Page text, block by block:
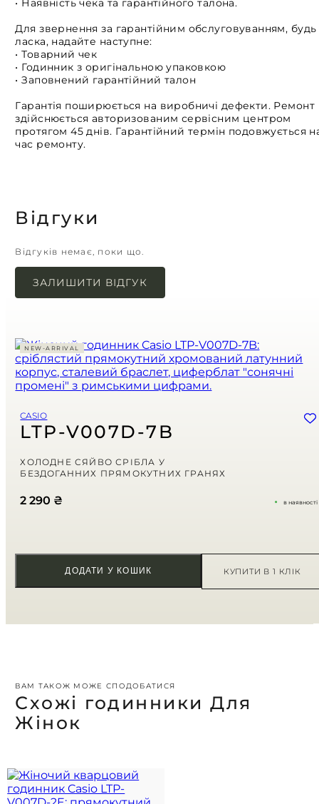
• Наявність чека та гарантійного талона.
Для звернення за гарантійним обслуговуванням, будь
ласка, надайте наступне:
• Товарний чек
• Годинник з оригінальною упаковкою
• Заповнений гарантійний талон
Гарантія поширюється на виробничі дефекти. Ремонт
здійснюється авторизованим сервісним центром
протягом 45 днів. Гарантійний термін подовжується
час ремонту.
Відгуки
Відгуків немає, поки що.
ЗАЛИШИТИ ВІДГУК
Назва*
Email *
моїх подальших коментарів.
Ваш відгук
NEW-ARRIVAL
CASIO
LTP-V007D-7B
ХОЛОДНЕ СЯЙВО СРІБЛА У
БЕЗДОГАННИХ ПРЯМОКУТНИХ ГРАНЯХ
2 290 ₴ в наявності
ДОДАТИ У КОШИК КУПИТИ В 1 КЛІК
ВАМ ТАКОЖ МОЖЕ СПОДОБАТИСЯ
Схожі годинники Для
Жінок